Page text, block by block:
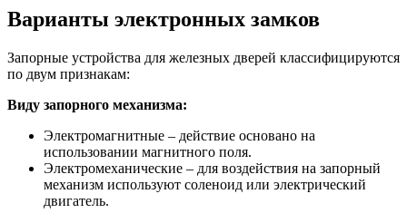
Варианты электронных замков
Запорные устройства для железных дверей классифицируются
по двум признакам:
Виду запорного механизма:
Электромагнитные – действие основано на
использовании магнитного поля.
Электромеханические – для воздействия на запорный
механизм используют соленоид или электрический
двигатель.